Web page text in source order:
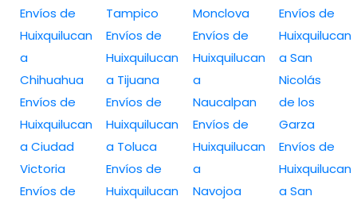
Envíos de
Huixquilucan
a
Chihuahua
Envíos de
Huixquilucan
a Ciudad
Victoria
Envíos de
Tampico
Envíos de
Huixquilucan
a Tijuana
Envíos de
Huixquilucan
a Toluca
Envíos de
Huixquilucan
Monclova
Envíos de
Huixquilucan
a
Naucalpan
Envíos de
Huixquilucan
a
Navojoa
Envíos de
Huixquilucan
a San
Nicolás
de los
Garza
Envíos de
Huixquilucan
a San